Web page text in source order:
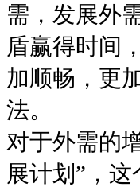
需，发展外
盾赢得时间
加顺畅，更
法。
对于外需的
展计划”，